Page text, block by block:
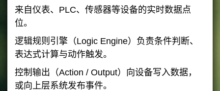
来自仪表、PLC、传感器等设备的实时数据点
位。
逻辑规则引擎（Logic Engine）负责条件判断、
表达式计算与动作触发。
控制输出（Action / Output）向设备写入数据，
或向上层系统发布事件。